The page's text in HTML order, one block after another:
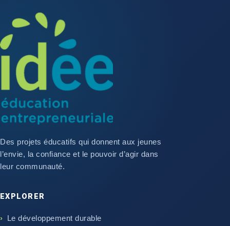
Des projets éducatifs qui donnent aux jeunes
l’envie, la confiance et le pouvoir d’agir dans
leur communauté.
EXPLORER
Le développement durable